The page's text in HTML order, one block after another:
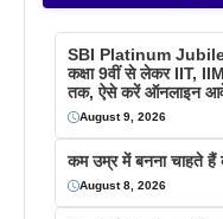
SBI Platinum
कक्षा 9वीं से लेकर IIT,
तक, ऐसे करें ऑनलाइन
August 9, 2026
कम उम्र में बनना चाहते
August 8, 2026